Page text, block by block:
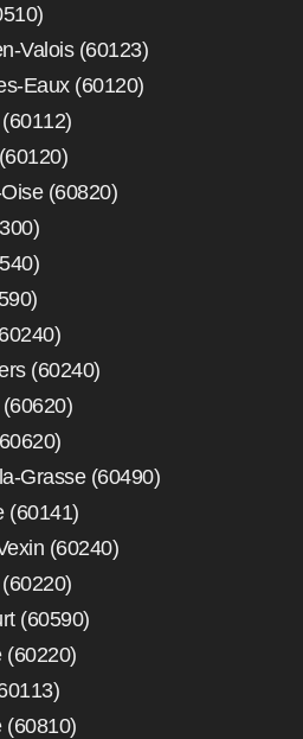
Valois (60123)
Eaux (60120)
(60820)
(60240)
Grasse (60490)
(60141)
(60240)
(60590)
(60220)
(60810)